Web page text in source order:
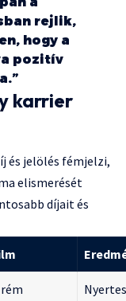
rejlik,
hogy a
pozitív
karrier
és jelölés fémjelzi,
elismerését
díjait és
Nyertes